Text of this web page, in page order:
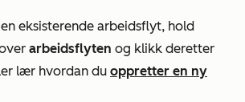
eksisterende arbeidsflyt, hold
arbeidsflyten og klikk deretter
lær hvordan du oppretter en ny